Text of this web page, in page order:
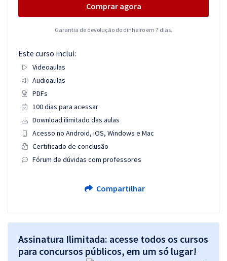
Comprar agora
Garantia de devolução do dinheiro em 7 dias.
Este curso inclui:
Videoaulas
Audioaulas
PDFs
100 dias para acessar
Download ilimitado das aulas
Acesso no Android, iOS, Windows e Mac
Certificado de conclusão
Fórum de dúvidas com professores
Compartilhar
Assinatura Ilimitada: acesse todos os cursos
para concursos públicos, em um só lugar!